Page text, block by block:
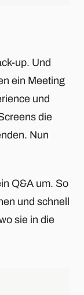
up. Und
ein Meeting
und
die
Nun
Q&A um. So
und schnell
sie in die